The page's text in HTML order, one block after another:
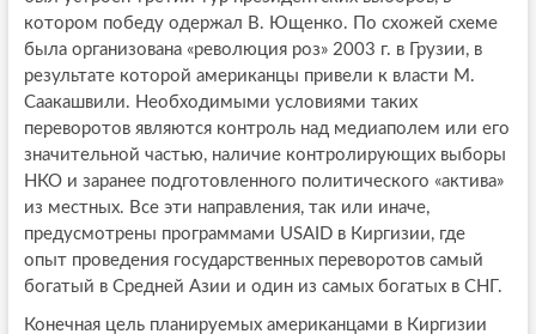
котором победу одержал В. Ющенко. По схожей схеме
была организована «революция роз» 2003 г. в Грузии, в
результате которой американцы привели к власти М.
Саакашвили. Необходимыми условиями таких
переворотов являются контроль над медиаполем или его
значительной частью, наличие контролирующих выборы
НКО и заранее подготовленного политического «актива»
из местных. Все эти направления, так или иначе,
предусмотрены программами USAID в Киргизии, где
опыт проведения государственных переворотов самый
богатый в Средней Азии и один из самых богатых в СНГ.
Конечная цель планируемых американцами в Киргизии